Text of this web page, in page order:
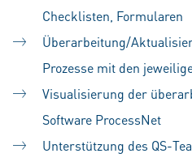
Checklisten, Formularen
Überarbeitung/
Prozesse mit den
Visualisierung der
Software ProcessNet
Unterstützung des QS-